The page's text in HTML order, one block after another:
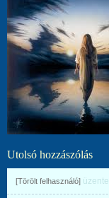
Utolsó hozzászólás
[Törölt felhasználó] üzente